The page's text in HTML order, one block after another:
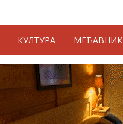
КУЛТУРА МЕЋАВНИК